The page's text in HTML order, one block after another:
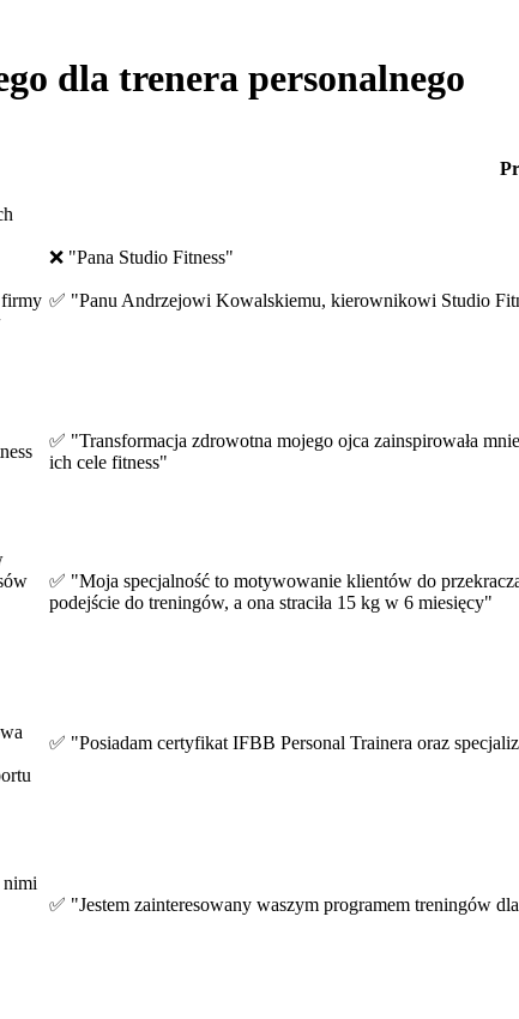
dla trenera personalnego
firmy
❌ "Pana Studio Fitness"
✅ "Panu Andrzejowi Kowalskiemu, kierownikowi Studio
✅ "Transformacja zdrowotna mojego ojca zainspirowała
ich cele fitness"
✅ "Moja specjalność to motywowanie klientów do
podejście do treningów, a ona straciła 15 kg w 6 miesięcy"
✅ "Posiadam certyfikat IFBB Personal Trainera oraz
nimi
✅ "Jestem zainteresowany waszym programem treningów